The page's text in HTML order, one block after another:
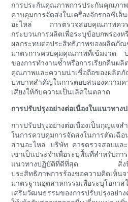
การประกันคุณภาพการประกันคุณภา
ควบคุมการจัดส่งในเครื่องจักรกลซีเ
อะไหล่ การตรวจสอบคุณภาพควร
กระบวนการผลิตเพื่อระบุข้อบกพร่อ
ผลกระทบต่อประสิทธิภาพของผลิ
มาตรการควบคุมคุณภาพที่เข้มงวด
ของการทำงานซ้ำหรือการเรียกคืนผ
คุณภาพและความน่าเชื่อถือของผลิ
บทบาทสำคัญในการตอบสนองความค
เสียงให้กับความเป็นเลิศในตลาด
การปรับปรุงอย่างต่อเนื่องในแนวทา
การปรับปรุงอย่างต่อเนื่องเป็นกุญแจ
ในการควบคุมการจัดส่งในการตัดเฉื
ส่วนอะไหล่ บริษัท ควรตรวจสอบแล
เขาเป็นประจำเพื่อระบุพื้นที่สำหรับก
แนวทางปฏิบัติที่ดีที่สุด สิ่งนี้อาจ
ประสิทธิภาพการร้องขอความคิดเห็น
มาตรฐานอุตสาหกรรมเพื่อระบุโอก
เสริมวัฒนธรรมของการปรับปรุงอย่